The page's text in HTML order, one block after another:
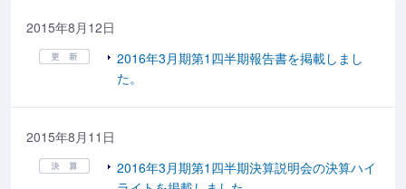
2015年8月12日
2016年3月期第1四半期報告書を掲載しまし
た。
2015年8月11日
2016年3月期第1四半期決算説明会の決算ハイ